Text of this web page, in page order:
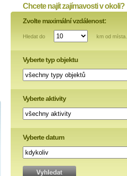
Chcete najít zajímavosti v okoli?
Zvolte maximální vzdálenost:
Hledat do km od místa.
Vyberte typ objektu
Vyberte aktivity
Vyberte datum